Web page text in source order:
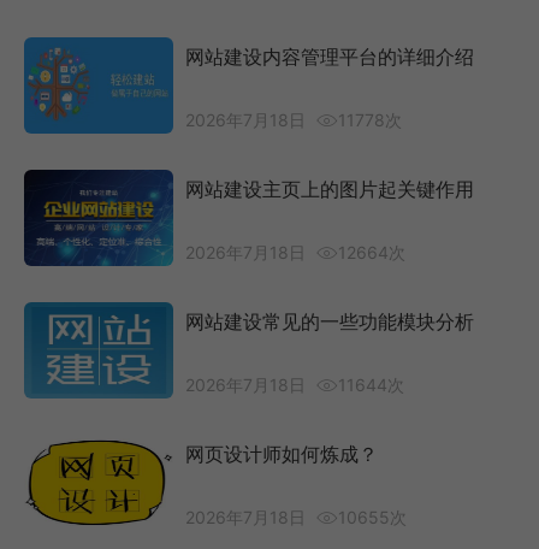
网站建设内容管理平台的详细介绍
2026年7月18日 11778次
网站建设主页上的图片起关键作用
2026年7月18日 12664次
网站建设常见的一些功能模块分析
2026年7月18日 11644次
网页设计师如何炼成？
2026年7月18日 10655次